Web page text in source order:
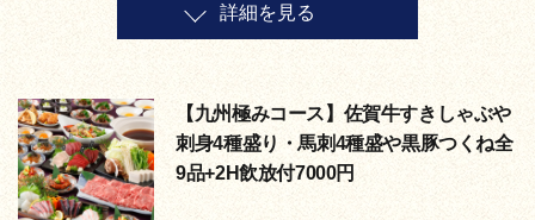
詳細を見る
【九州極みコース】佐賀牛すきしゃぶや
刺身4種盛り・馬刺4種盛や黒豚つくね全
9品+2H飲放付7000円